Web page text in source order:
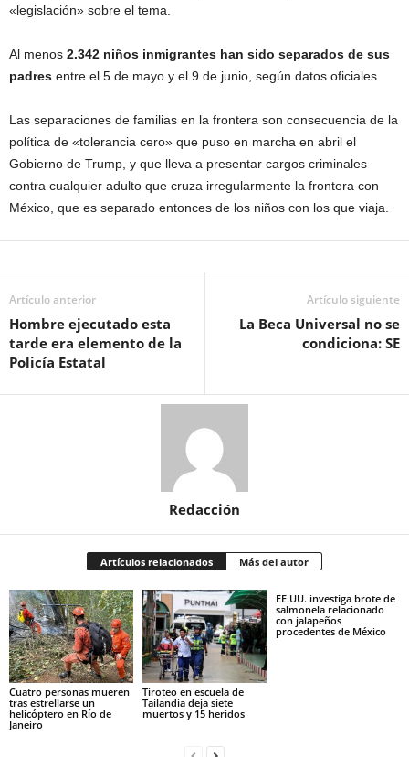
«legislación» sobre el tema.
Al menos 2.342 niños inmigrantes han sido separados de sus
padres entre el 5 de mayo y el 9 de junio, según datos oficiales.
Las separaciones de familias en la frontera son consecuencia de la
política de «tolerancia cero» que puso en marcha en abril el
Gobierno de Trump, y que lleva a presentar cargos criminales
contra cualquier adulto que cruza irregularmente la frontera con
México, que es separado entonces de los niños con los que viaja.
Artículo anterior
Hombre ejecutado esta
tarde era elemento de la
Policía Estatal
Artículo siguiente
La Beca Universal no se
condiciona: SE
Redacción
Artículos relacionados Más del autor
Cuatro personas mueren
tras estrellarse un
helicóptero en Río de
Janeiro
Tiroteo en escuela de
Tailandia deja siete
muertos y 15 heridos
EE.UU. investiga brote de
salmonela relacionado
con jalapeños
procedentes de México